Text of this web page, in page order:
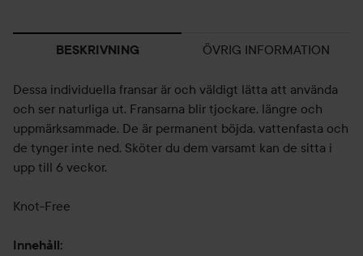
BESKRIVNING ÖVRIG INFORMATION
Dessa individuella fransar är och väldigt lätta att använda
och ser naturliga ut. Fransarna blir tjockare, längre och
uppmärksammade. De är permanent böjda, vattenfasta och
de tynger inte ned. Sköter du dem varsamt kan de sitta i
upp till 6 veckor.
Knot-Free
Innehåll: